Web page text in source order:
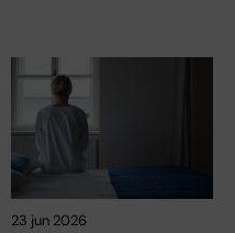
23 jun 2026